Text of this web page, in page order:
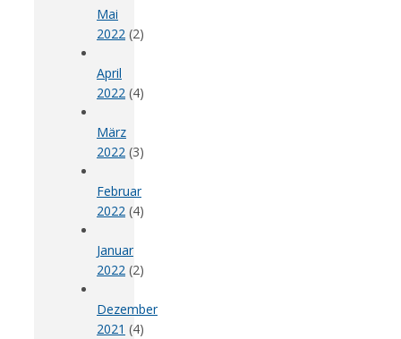
Mai
2022 (2)
April
2022 (4)
März
2022 (3)
Februar
2022 (4)
Januar
2022 (2)
Dezember
2021 (4)